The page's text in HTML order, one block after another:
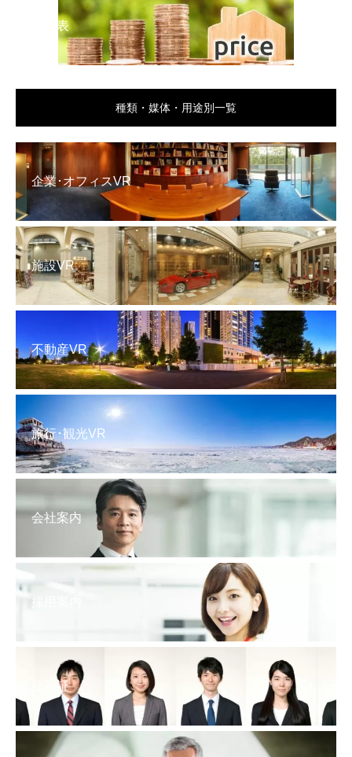
料金表
種類・媒体・用途別一覧
企業･オフィスVR
施設VR
不動産VR
旅行･観光VR
会社案内
採用案内
社員証